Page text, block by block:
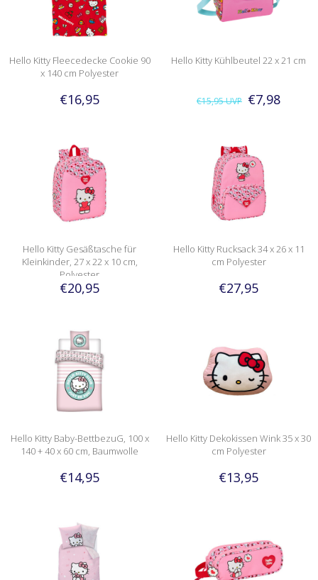
Hello Kitty Fleecedecke Cookie 90
x 140 cm Polyester
€16,95
Hello Kitty Kühlbeutel 22 x 21 cm
€15,95UVP €7,98
Hello Kitty Gesäßtasche für
Kleinkinder, 27 x 22 x 10 cm,
Polyester
€20,95
Hello Kitty Rucksack 34 x 26 x 11
cm Polyester
€27,95
Hello Kitty Baby-BettbezuG, 100 x
140 + 40 x 60 cm, Baumwolle
€14,95
Hello Kitty Dekokissen Wink 35 x 30
cm Polyester
€13,95